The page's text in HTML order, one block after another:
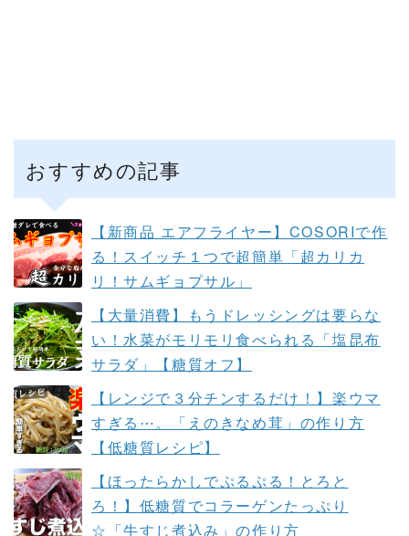
おすすめの記事
【新商品 エアフライヤー】COSORIで作
る！スイッチ１つで超簡単「超カリカ
リ！サムギョプサル」
【大量消費】もうドレッシングは要らな
い！水菜がモリモリ食べられる「塩昆布
サラダ」【糖質オフ】
【レンジで３分チンするだけ！】楽ウマ
すぎる⋯。「えのきなめ茸」の作り方
【低糖質レシピ】
【ほったらかしでぷるぷる！とろと
ろ！】低糖質でコラーゲンたっぷり
☆「牛すじ煮込み」の作り方